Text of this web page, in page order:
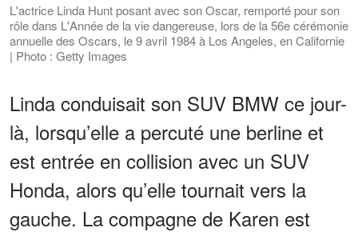
L'actrice Linda Hunt posant avec son Oscar, remporté pour son
rôle dans L'Année de la vie dangereuse, lors de la 56e cérémonie
annuelle des Oscars, le 9 avril 1984 à Los Angeles, en Californie
| Photo : Getty Images
Linda conduisait son SUV BMW ce jour-
là, lorsqu’elle a percuté une berline et
est entrée en collision avec un SUV
Honda, alors qu’elle tournait vers la
gauche. La compagne de Karen est